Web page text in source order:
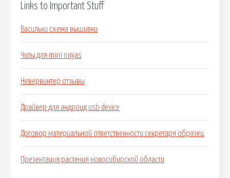
Links to Important Stuff
Васильки схема вышивки
Читы для mini ninjas
Невервинтер отзывы
Драйвер для андроид usb device
Договор материальной ответственности секретаря образец
Презентация растения новосибирской области